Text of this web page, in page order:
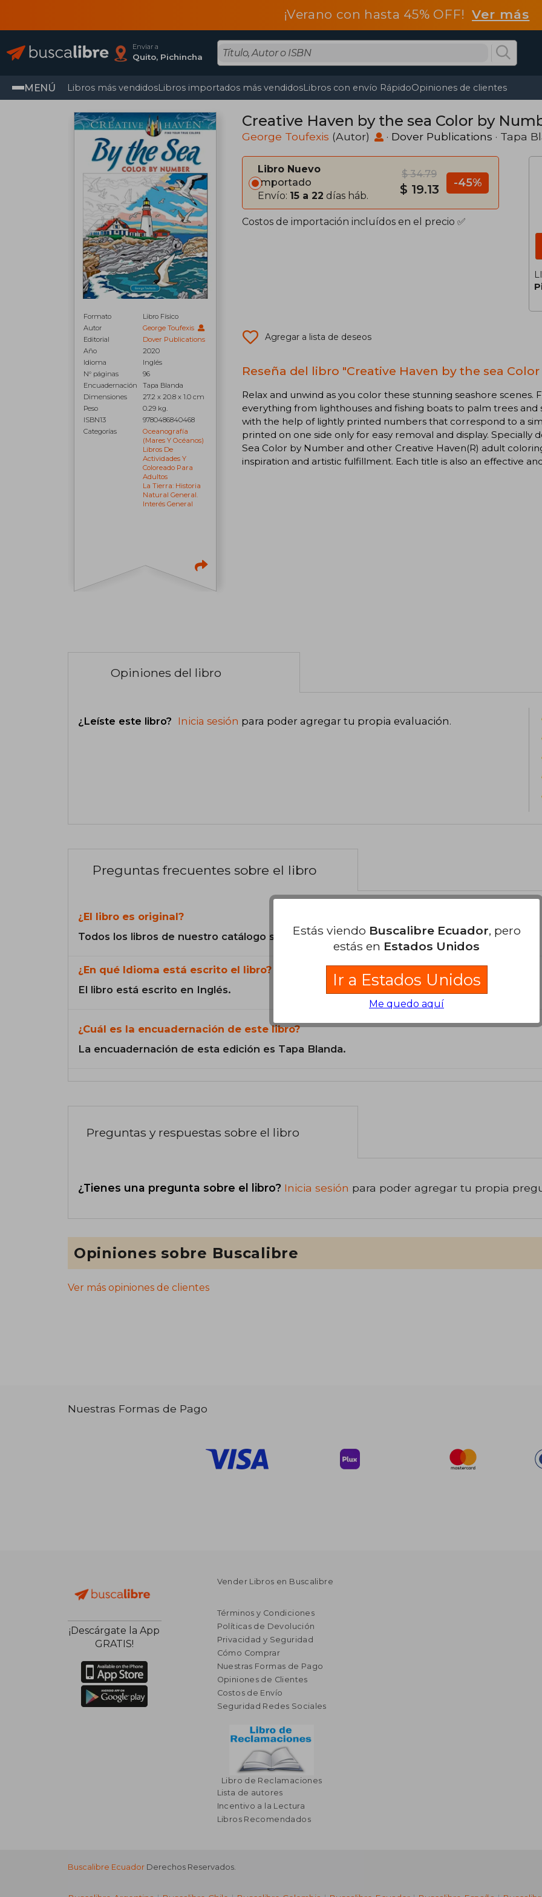
¡Verano con hasta 45% OFF!Ver más
Enviar a
Quito, Pichincha
MENÚ Libros más vendidosLibros importados más vendidosLibros con envío RápidoOpiniones de clientes
Formato
Libro Físico
Autor
George Toufexis
Editorial
Dover Publications
Año
2020
Idioma
Inglés
N° páginas
96
Encuadernación
Tapa Blanda
Dimensiones
27.2 x 20.8 x 1.0 cm
Peso
0.29 kg.
ISBN13
9780486840468
Categorías
Oceanografía
(mares Y Océanos)
Libros De
Actividades Y
Coloreado Para
Adultos
La Tierra: Historia
Natural General.
Interés General
Creative Haven by the sea Color by
George Toufexis (Autor) · Dover Publications · Tapa
Libro Nuevo
Importado
Envío: 15 a 22 días háb.
$ 34.79
$ 19.13 -45%
Costos de importación incluídos en el precio ✅
Agregar a lista de deseos
Reseña del libro "Creative Haven by the sea
Relax and unwind as you color these stunning seashore scenes.
everything from lighthouses and fishing boats to palm trees and
with the help of lightly printed numbers that correspond to a
printed on one side only for easy removal and display. Specially
Sea Color by Number and other Creative Haven(R) adult
inspiration and artistic fulfillment. Each title is also an effective
Opiniones del libro
¿Leíste este libro? Inicia sesión para poder agregar tu propia evaluación.
Preguntas frecuentes sobre el libro
¿El libro es original?
Todos los libros de nuestro catálogo son Originales.
¿En qué Idioma está escrito el libro?
El libro está escrito en Inglés.
¿Cuál es la encuadernación de este libro?
La encuadernación de esta edición es Tapa Blanda.
Preguntas y respuestas sobre el libro
¿Tienes una pregunta sobre el libro? Inicia sesión para poder agregar tu propia
Opiniones sobre Buscalibre
Ver más opiniones de clientes
Nuestras Formas de Pago
¡Descárgate la App
GRATIS!
Vender Libros en Buscalibre
Términos y Condiciones
Políticas de Devolución
Privacidad y Seguridad
Cómo Comprar
Nuestras Formas de Pago
Opiniones de Clientes
Costos de Envío
Seguridad Redes Sociales
Libro de Reclamaciones
Lista de autores
Incentivo a la Lectura
Libros Recomendados
Buscalibre Ecuador Derechos Reservados.
Estás viendo Buscalibre Ecuador, pero
estás en Estados Unidos
Ir a Estados Unidos
Me quedo aquí